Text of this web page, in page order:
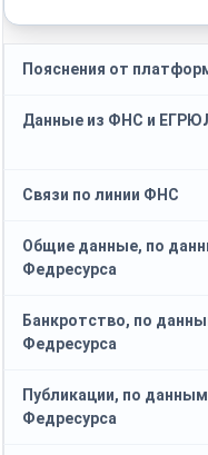
Пояснения от
Данные из ФНС и
Связи по линии ФНС
Общие данные, по
Федресурса
Банкротство, по
Федресурса
Публикации, по данным
Федресурса